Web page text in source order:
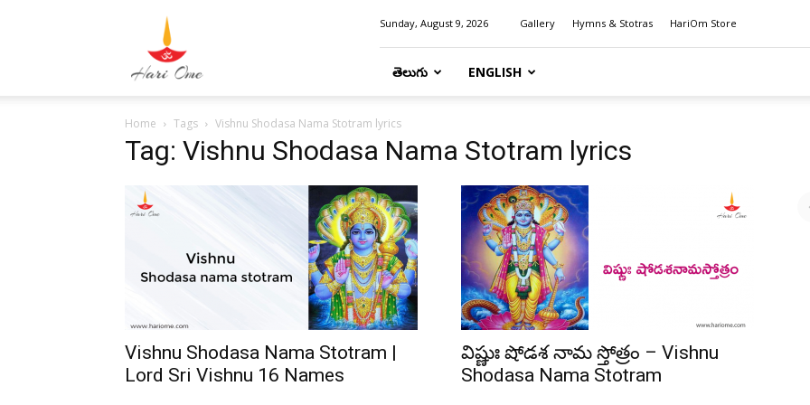
Sunday, August 9, 2026 Gallery Hymns & Stotras HariOm Store
తెలుగు ENGLISH
Home Tags Vishnu Shodasa Nama Stotram lyrics
Tag: Vishnu Shodasa Nama Stotram lyrics
Vishnu Shodasa Nama Stotram |
Lord Sri Vishnu 16 Names
విష్ణుః షోడశ నామ స్తోత్రం – Vishnu
Shodasa Nama Stotram